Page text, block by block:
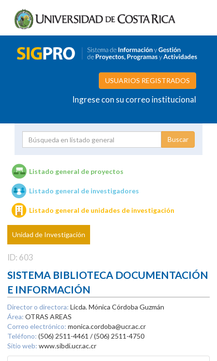
USUARIOS REGISTRADOS
Ingrese con su correo institucional
Unidades de investigación
Listado general de proyectos
Listado general de investigadores
Listado general de unidades de investigación
Unidad de Investigación
ID: 603
SISTEMA BIBLIOTECA DOCUMENTACIÓN
E INFORMACIÓN
Director o directora: Licda. Mónica Córdoba Guzmán
Área: OTRAS AREAS
Correo electrónico: monica.cordoba@ucr.ac.cr
Teléfono: (506) 2511-4461 / (506) 2511-4750
Sitio web: www.sibdi.ucr.ac.cr